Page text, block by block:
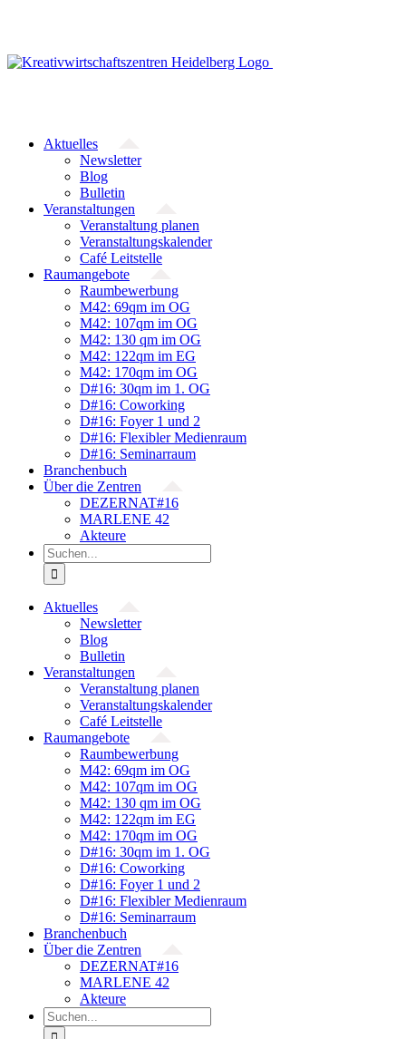
Aktuelles
Newsletter
Blog
Bulletin
Veranstaltungen
Veranstaltung planen
Veranstaltungskalender
Café Leitstelle
Raumangebote
Raumbewerbung
M42: 69qm im OG
M42: 107qm im OG
M42: 130 qm im OG
M42: 122qm im EG
M42: 170qm im OG
D#16: 30qm im 1. OG
D#16: Coworking
D#16: Foyer 1 und 2
D#16: Flexibler Medienraum
D#16: Seminarraum
Branchenbuch
Über die Zentren
DEZERNAT#16
MARLENE 42
Akteure
Suche
nach:
Aktuelles
Newsletter
Blog
Bulletin
Veranstaltungen
Veranstaltung planen
Veranstaltungskalender
Café Leitstelle
Raumangebote
Raumbewerbung
M42: 69qm im OG
M42: 107qm im OG
M42: 130 qm im OG
M42: 122qm im EG
M42: 170qm im OG
D#16: 30qm im 1. OG
D#16: Coworking
D#16: Foyer 1 und 2
D#16: Flexibler Medienraum
D#16: Seminarraum
Branchenbuch
Über die Zentren
DEZERNAT#16
MARLENE 42
Akteure
Suche
nach: